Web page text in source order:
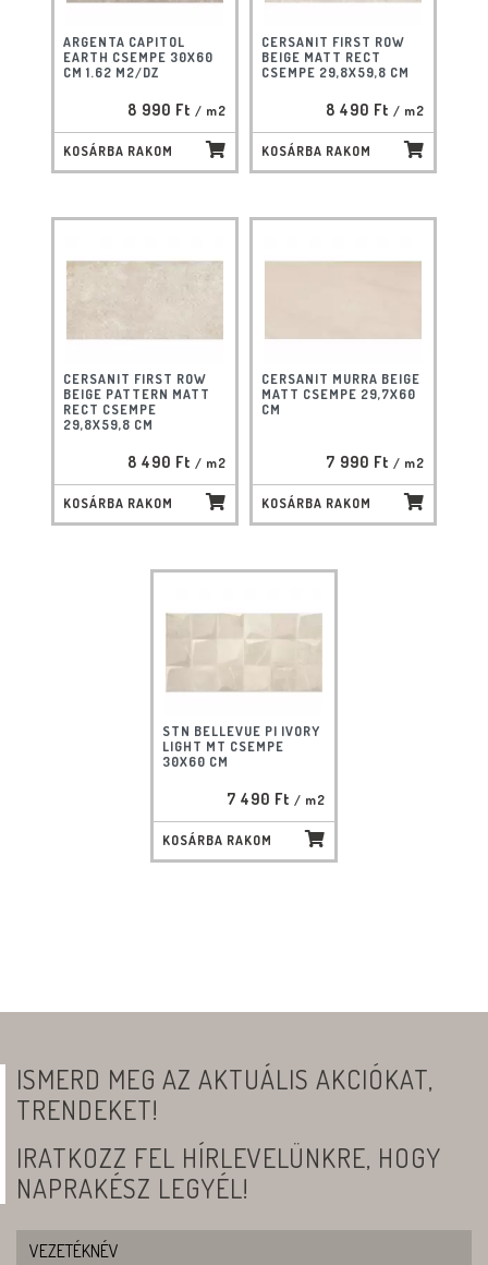
ARGENTA CAPITOL
EARTH CSEMPE 30X60
CM 1.62 M2/DZ
8 990 Ft / m2
KOSÁRBA RAKOM
CERSANIT FIRST ROW
BEIGE MATT RECT
CSEMPE 29,8X59,8 CM
8 490 Ft / m2
KOSÁRBA RAKOM
CERSANIT FIRST ROW
BEIGE PATTERN MATT
RECT CSEMPE
29,8X59,8 CM
8 490 Ft / m2
KOSÁRBA RAKOM
CERSANIT MURRA BEIGE
MATT CSEMPE 29,7X60
CM
7 990 Ft / m2
KOSÁRBA RAKOM
STN BELLEVUE PI IVORY
LIGHT MT CSEMPE
30X60 CM
7 490 Ft / m2
KOSÁRBA RAKOM
ISMERD MEG AZ AKTUÁLIS AKCIÓKAT,
TRENDEKET!
IRATKOZZ FEL HÍRLEVELÜNKRE, HOGY
NAPRAKÉSZ LEGYÉL!